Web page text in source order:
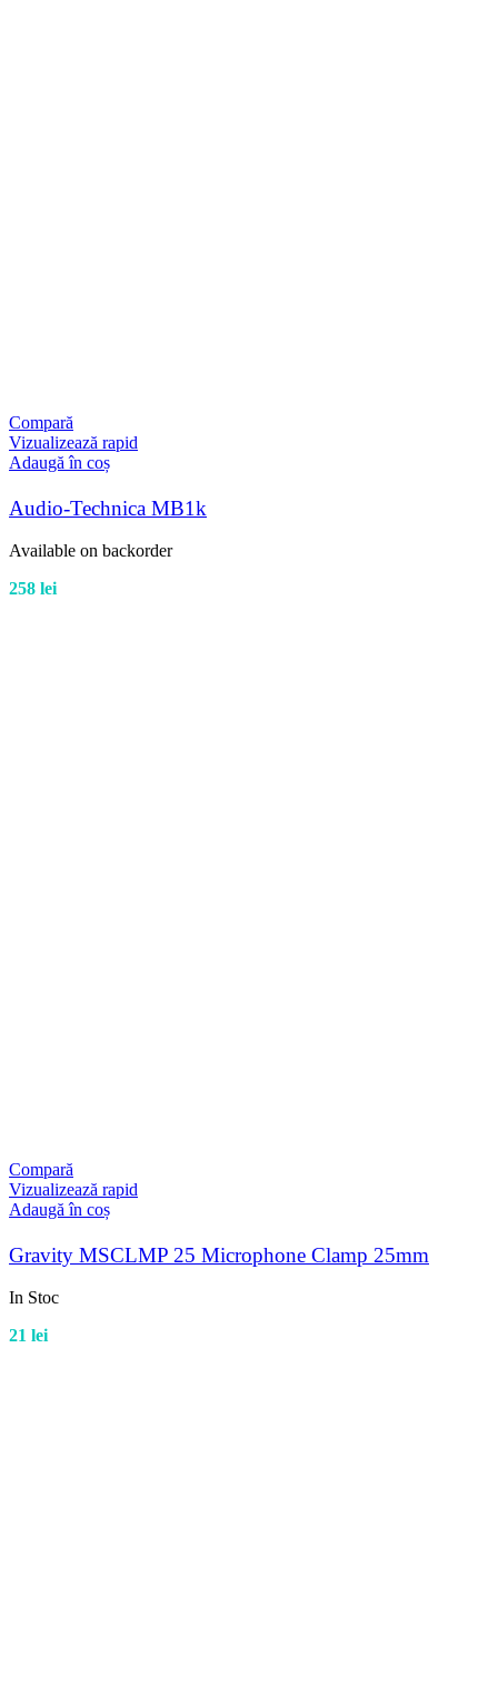
Compară
Vizualizează rapid
Adaugă în coș
Audio-Technica MB1k
Available on backorder
258 lei
Compară
Vizualizează rapid
Adaugă în coș
Gravity MSCLMP 25 Microphone Clamp 25mm
In Stoc
21 lei